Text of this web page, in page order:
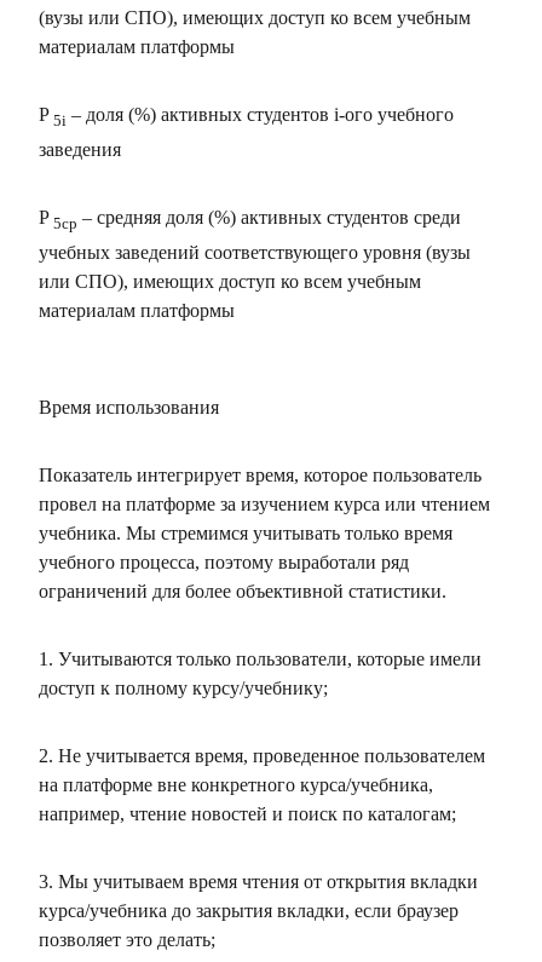
(вузы или СПО), имеющих доступ ко всем учебным
материалам платформы
P 5i – доля (%) активных студентов i-ого учебного
заведения
P 5ср – средняя доля (%) активных студентов среди
учебных заведений соответствующего уровня (вузы
или СПО), имеющих доступ ко всем учебным
материалам платформы
Время использования
Показатель интегрирует время, которое пользователь
провел на платформе за изучением курса или чтением
учебника. Мы стремимся учитывать только время
учебного процесса, поэтому выработали ряд
ограничений для более объективной статистики.
1. Учитываются только пользователи, которые имели
доступ к полному курсу/учебнику;
2. Не учитывается время, проведенное пользователем
на платформе вне конкретного курса/учебника,
например, чтение новостей и поиск по каталогам;
3. Мы учитываем время чтения от открытия вкладки
курса/учебника до закрытия вкладки, если браузер
позволяет это делать;